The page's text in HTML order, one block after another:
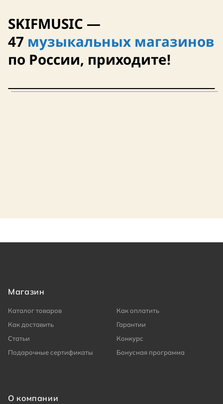
SKIFMUSIC —
47 музыкальных магазинов
по России, приходите!
Магазин
Каталог товаров
Как оплатить
Как доставить
Гарантии
Статьи
Конкурс
Подарочные сертификаты
Бонусная программа
О компании